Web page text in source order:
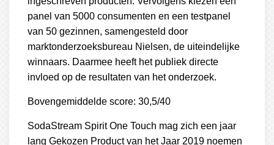
panel van 5000 consumenten en een testpanel
van 50 gezinnen, samengesteld door
marktonderzoeksbureau Nielsen, de uiteindelijke
winnaars. Daarmee heeft het publiek directe
invloed op de resultaten van het onderzoek.
Bovengemiddelde score: 30,5/40
SodaStream Spirit One Touch mag zich een jaar
lang Gekozen Product van het Jaar 2019 noemen